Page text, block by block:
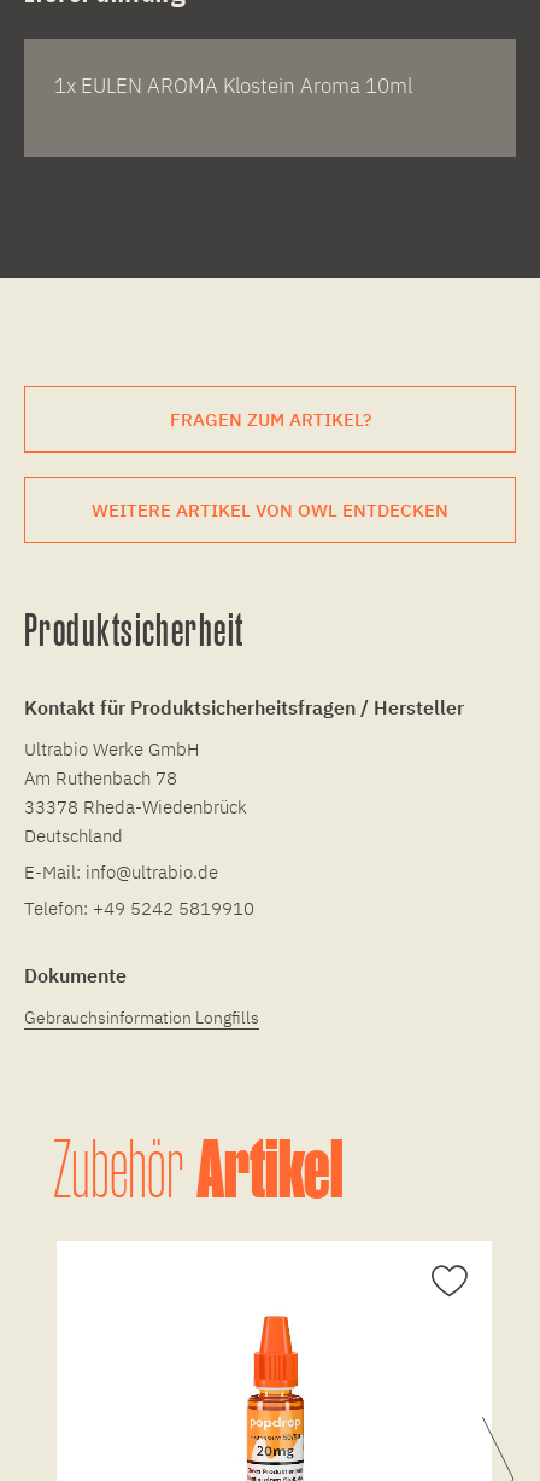
1x EULEN AROMA Klostein Aroma 10ml
FRAGEN ZUM ARTIKEL?
WEITERE ARTIKEL VON OWL ENTDECKEN
Produktsicherheit
Kontakt für Produktsicherheitsfragen / Hersteller
Ultrabio Werke GmbH
Am Ruthenbach 78
33378 Rheda-Wiedenbrück
Deutschland
E-Mail: info@ultrabio.de
Telefon: +49 5242 5819910
Dokumente
Gebrauchsinformation Longfills
ZubehörArtikel